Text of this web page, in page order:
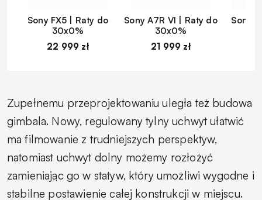
Sony FX5 | Raty do
30x0%
22 999 zł
Sony A7R VI | Raty do
30x0%
21 999 zł
Sony
Zupełnemu przeprojektowaniu uległa też budowa
gimbala. Nowy, regulowany tylny uchwyt ułatwić
ma filmowanie z trudniejszych perspektyw,
natomiast uchwyt dolny możemy rozłożyć
zamieniając go w statyw, który umożliwi wygodne i
stabilne postawienie całej konstrukcji w miejscu.